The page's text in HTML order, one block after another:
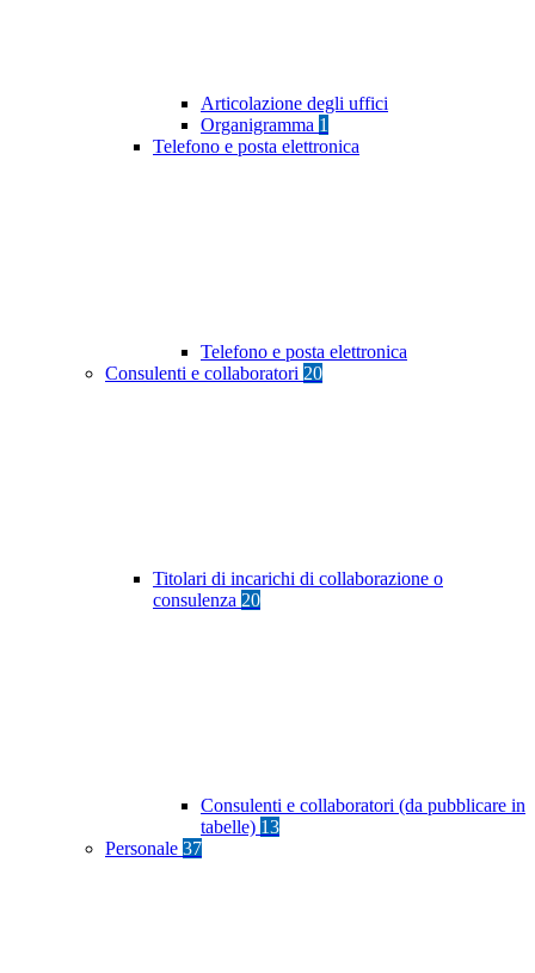
Articolazione degli uffici
Organigramma 1
Telefono e posta elettronica
Telefono e posta elettronica
Consulenti e collaboratori 20
Titolari di incarichi di collaborazione o
consulenza 20
Consulenti e collaboratori (da pubblicare in
tabelle) 13
Personale 37